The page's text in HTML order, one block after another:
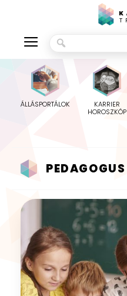
ÁLLÁSPORTÁLOK
KARRIER
HOROSZKÓP
PEDAGOGUS